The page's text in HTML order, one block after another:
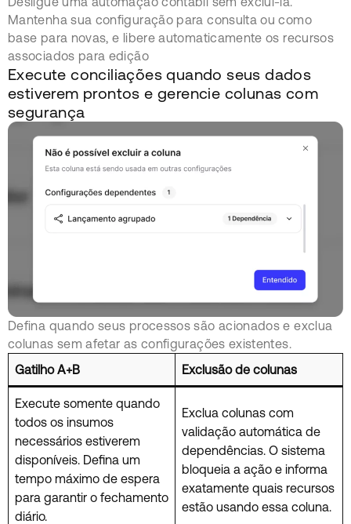
Mantenha sua configuração para consulta ou como
base para novas, e libere automaticamente os recursos
associados para edição
Execute conciliações quando seus dados
estiverem prontos e gerencie colunas com
segurança
Defina quando seus processos são acionados e exclua
colunas sem afetar as configurações existentes.
Gatilho A+B
Exclusão de colunas
Execute somente quando
todos os insumos
necessários estiverem
disponíveis. Defina um
tempo máximo de espera
para garantir o fechamento
diário.
Exclua colunas com
validação automática de
dependências. O sistema
bloqueia a ação e informa
exatamente quais recursos
estão usando essa coluna.